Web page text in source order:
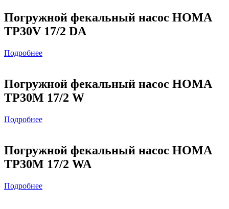
Погружной фекальный насос HOMA
TP30V 17/2 DA
Подробнее
Погружной фекальный насос HOMA
TP30M 17/2 W
Подробнее
Погружной фекальный насос HOMA
TP30M 17/2 WA
Подробнее